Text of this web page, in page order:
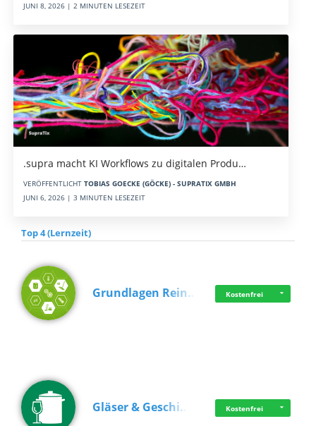
JUNI 8, 2026 | 2 MINUTEN LESEZEIT
.supra macht KI Workflows zu digitalen Produ…
VERÖFFENTLICHT TOBIAS GOECKE (GÖCKE) - SUPRATIX GMBH
JUNI 6, 2026 | 3 MINUTEN LESEZEIT
Top 4 (Lernzeit)
Grundlagen Rein… Kostenfrei
Gläser & Geschi… Kostenfrei